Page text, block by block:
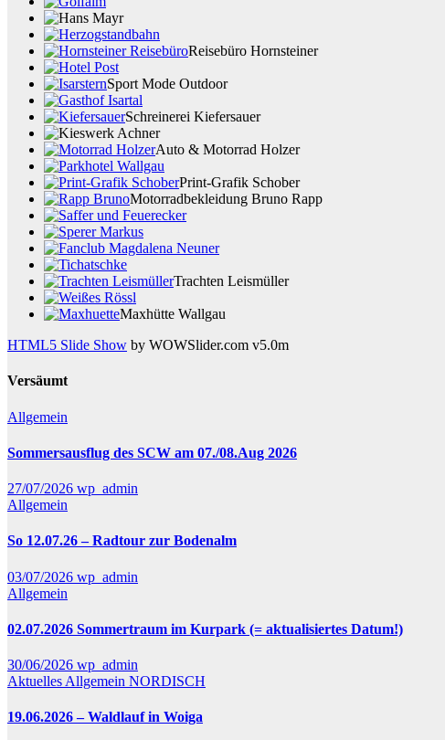
Reisebüro Hornsteiner
Sport Mode Outdoor
Schreinerei Kiefersauer
Auto & Motorrad Holzer
Print-Grafik Schober
Motorradbekleidung Bruno Rapp
Trachten Leismüller
Maxhütte Wallgau
HTML5 Slide Show by WOWSlider.com v5.0m
Versäumt
Allgemein
Sommersausflug des SCW am 07./08.Aug 2026
27/07/2026 wp_admin
Allgemein
So 12.07.26 – Radtour zur Bodenalm
03/07/2026 wp_admin
Allgemein
02.07.2026 Sommertraum im Kurpark (= aktualisiertes Datum!)
30/06/2026 wp_admin
Aktuelles Allgemein NORDISCH
19.06.2026 – Waldlauf in Woiga